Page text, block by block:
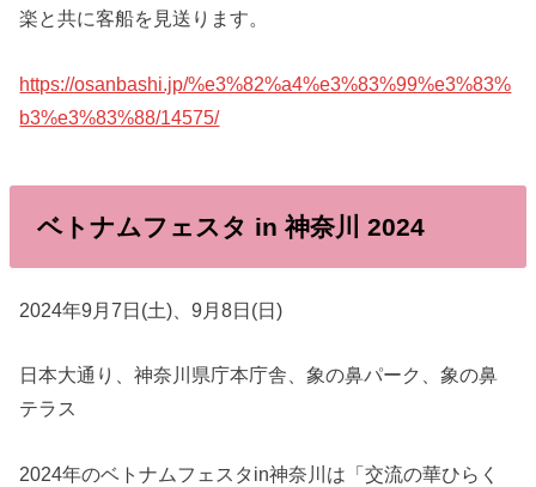
楽と共に客船を見送ります。
https://osanbashi.jp/%e3%82%a4%e3%83%99%e3%83%
b3%e3%83%88/14575/
ベトナムフェスタ in 神奈川 2024
2024年9月7日(土)、9月8日(日)
日本大通り、神奈川県庁本庁舎、象の鼻パーク、象の鼻
テラス
2024年のベトナムフェスタin神奈川は「交流の華ひらく